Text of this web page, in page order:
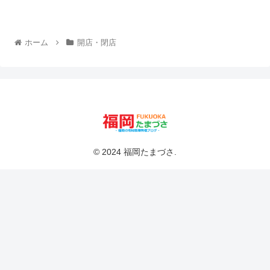
ホーム 開店・閉店
© 2024 福岡たまづさ.